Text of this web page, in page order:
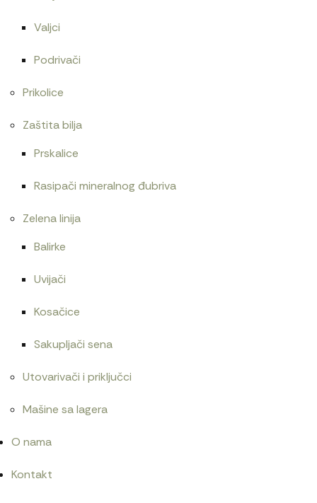
Valjci
Podrivači
Prikolice
Zaštita bilja
Prskalice
Rasipači mineralnog đubriva
Zelena linija
Balirke
Uvijači
Kosačice
Sakupljači sena
Utovarivači i priključci
Mašine sa lagera
O nama
Kontakt
Cev goriva T25 1104190
480RSD
600RSD